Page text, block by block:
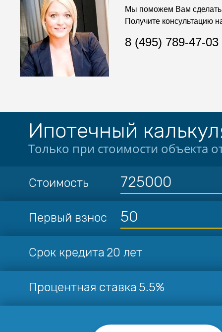
Мы поможем Вам
Получите консультацию
8 (495) 789-47-03
Ипотечный
Только при стоимости объекта
Стоимость
Первый взнос
Срок кредита 20 лет
Процентная ставка 5.5%